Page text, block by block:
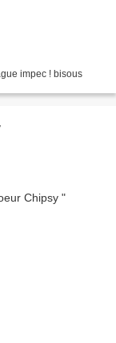
impec ! bisous